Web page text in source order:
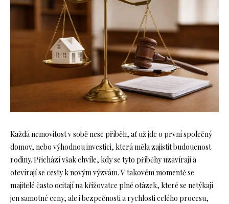
Každá nemovitost v sobě nese příběh, ať už jde o první společný
domov, nebo výhodnou investici, která měla zajistit budoucnost
rodiny. Přichází však chvíle, kdy se tyto příběhy uzavírají a
otevírají se cesty k novým výzvám. V takovém momentě se
majitelé často ocitají na křižovatce plné otázek, které se netýkají
jen samotné ceny, ale i bezpečnosti a rychlosti celého procesu,